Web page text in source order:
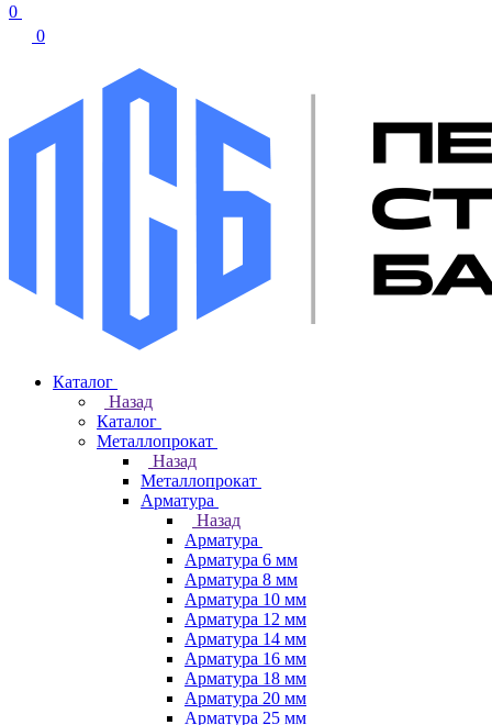
0
0
Каталог
Назад
Каталог
Металлопрокат
Назад
Металлопрокат
Арматура
Назад
Арматура
Арматура 6 мм
Арматура 8 мм
Арматура 10 мм
Арматура 12 мм
Арматура 14 мм
Арматура 16 мм
Арматура 18 мм
Арматура 20 мм
Арматура 25 мм